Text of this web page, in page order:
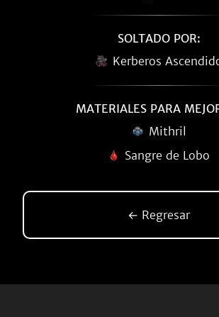
SOLTADO POR:
Kerberos
MATERIALES PARA
Mithril
Sangre de Lobo
← Regresar